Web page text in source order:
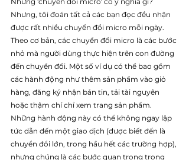
Nhưng, tôi đoán tất cả các bạn đọc đều nhận
được rất nhiều chuyển đổi micro mỗi ngày.
Theo cơ bản, các chuyển đổi micro là các bước
nhỏ mà người dùng thực hiện trên con đường
đến chuyển đổi. Một số ví dụ có thể bao gồm
các hành động như thêm sản phẩm vào giỏ
hàng, đăng ký nhận bản tin, tải tài nguyên
hoặc thậm chí chỉ xem trang sản phẩm.
Những hành động này có thể không ngay lập
tức dẫn đến một giao dịch (được biết đến là
chuyển đổi lớn, trong hầu hết các trường hợp),
nhưng chúng là các bước quan trọng trong